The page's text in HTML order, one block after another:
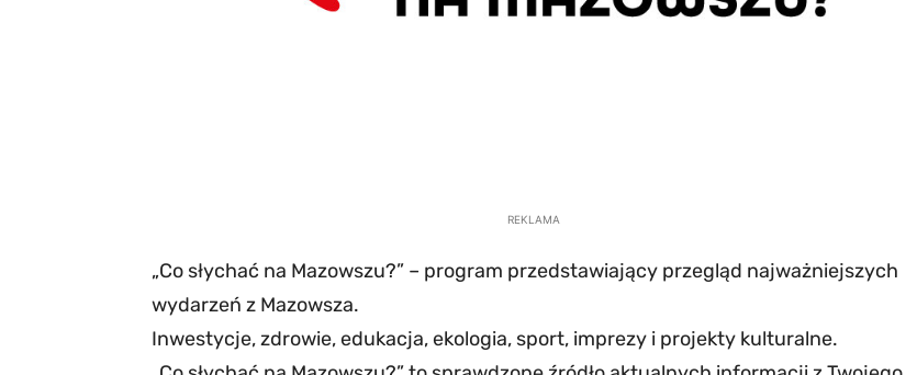
REKLAMA
„Co słychać na Mazowszu?” – program przedstawiający przegląd najważniejszych
wydarzeń z Mazowsza.
Inwestycje, zdrowie, edukacja, ekologia, sport, imprezy i projekty kulturalne.